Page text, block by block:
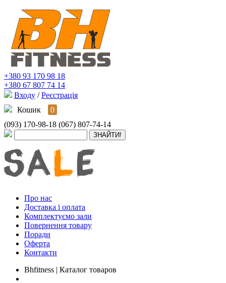
+380 93 170 98 18
+380 67 807 74 14
Входу / Реєстрація
Кошик
0
(093) 170-98-18 (067) 807-74-14
Про нас
Доставка і оплата
Комплектуємо зали
Повернення товару
Поради
Оферта
Контакти
Bhfitness | Каталог товаров